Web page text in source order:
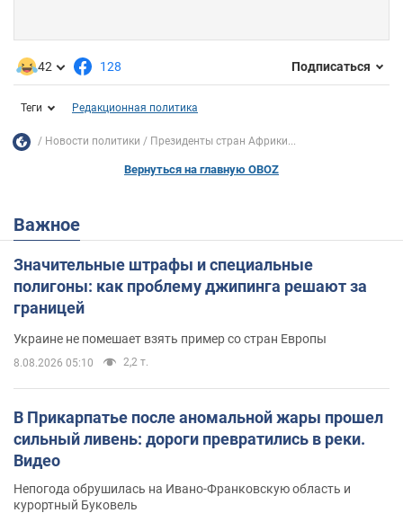
42 128 Подписаться
Теги Редакционная политика
Новости политики Президенты стран Африки...
Вернуться на главную OBOZ
Важное
Значительные штрафы и специальные
полигоны: как проблему джипинга решают за
границей
Украине не помешает взять пример со стран Европы
8.08.2026 05:10 2,2 т.
В Прикарпатье после аномальной жары прошел
сильный ливень: дороги превратились в реки.
Видео
Непогода обрушилась на Ивано-Франковскую область и
курортный Буковель